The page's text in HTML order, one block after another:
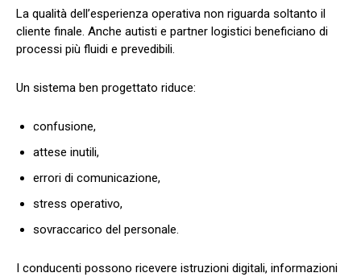
La qualità dell’esperienza operativa non riguarda soltanto il
cliente finale. Anche autisti e partner logistici beneficiano di
processi più fluidi e prevedibili.
Un sistema ben progettato riduce:
confusione,
attese inutili,
errori di comunicazione,
stress operativo,
sovraccarico del personale.
I conducenti possono ricevere istruzioni digitali, informazioni